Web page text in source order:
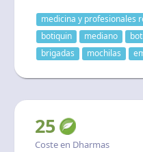
medicina y profesionales
botiquin
mediano
brigadas
mochilas
25
Coste en Dharmas